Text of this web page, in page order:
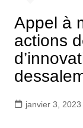
Appel à
actions
janvier 3, 2023